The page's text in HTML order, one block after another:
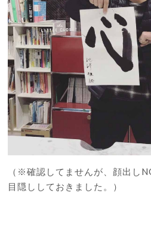
（※確認してませんが、顔出し
目隠ししておきました。）